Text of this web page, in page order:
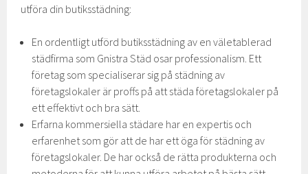
utföra din butiksstädning:
En ordentligt utförd butiksstädning av en väletablerad
städfirma som Gnistra Städ osar professionalism. Ett
företag som specialiserar sig på städning av
företagslokaler är proffs på att städa företagslokaler på
ett effektivt och bra sätt.
Erfarna kommersiella städare har en expertis och
erfarenhet som gör att de har ett öga för städning av
företagslokaler. De har också de rätta produkterna och